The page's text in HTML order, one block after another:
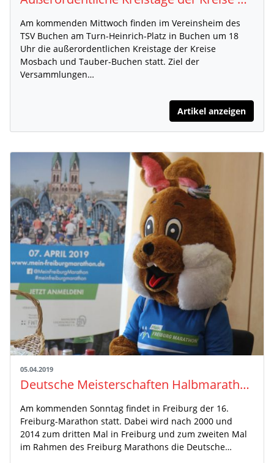
Am kommenden Mittwoch finden im Vereinsheim des
TSV Buchen am Turn-Heinrich-Platz in Buchen um 18
Uhr die außerordentlichen Kreistage der Kreise
Mosbach und Tauber-Buchen statt. Ziel der
Versammlungen…
Artikel anzeigen
05.04.2019
Deutsche Meisterschaften Halbmarathon als Höhepunkt des MEIN FREIBURG MARATHON 2019
Am kommenden Sonntag findet in Freiburg der 16.
Freiburg-Marathon statt. Dabei wird nach 2000 und
2014 zum dritten Mal in Freiburg und zum zweiten Mal
im Rahmen des Freiburg Marathons die Deutsche…